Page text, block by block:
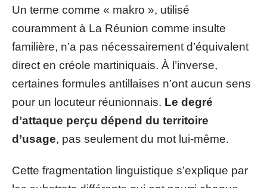
Un terme comme « makro », utilisé
couramment à La Réunion comme insulte
familière, n’a pas nécessairement d’équivalent
direct en créole martiniquais. À l’inverse,
certaines formules antillaises n’ont aucun sens
pour un locuteur réunionnais. Le degré
d’attaque perçu dépend du territoire
d’usage, pas seulement du mot lui-même.
Cette fragmentation linguistique s’explique par